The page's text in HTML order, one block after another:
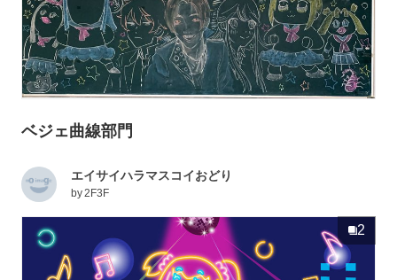
ベジェ曲線部門
エイサイハラマスコイおどり
by2F3F
2